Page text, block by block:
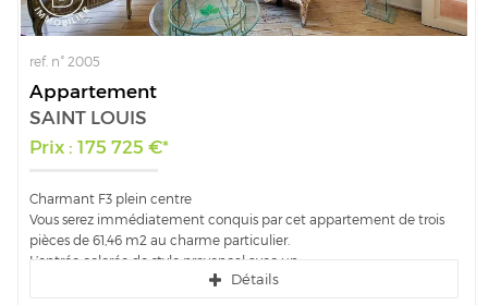
ref. n° 2005
Appartement
SAINT LOUIS
Prix : 175 725 €*
Charmant F3 plein centre
Vous serez immédiatement conquis par cet appartement de trois
pièces de 61,46 m2 au charme particulier.
L’entrée colorée de style provençal avec un...
Détails